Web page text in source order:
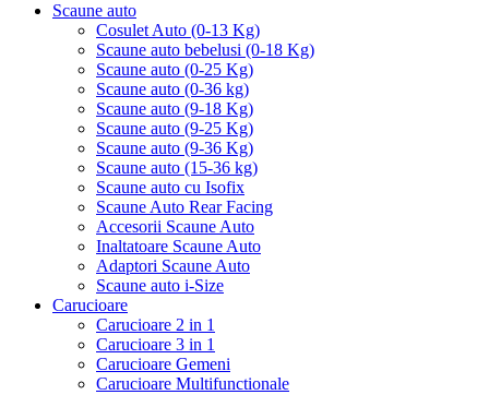
Scaune auto
Cosulet Auto (0-13 Kg)
Scaune auto bebelusi (0-18 Kg)
Scaune auto (0-25 Kg)
Scaune auto (0-36 kg)
Scaune auto (9-18 Kg)
Scaune auto (9-25 Kg)
Scaune auto (9-36 Kg)
Scaune auto (15-36 kg)
Scaune auto cu Isofix
Scaune Auto Rear Facing
Accesorii Scaune Auto
Inaltatoare Scaune Auto
Adaptori Scaune Auto
Scaune auto i-Size
Carucioare
Carucioare 2 in 1
Carucioare 3 in 1
Carucioare Gemeni
Carucioare Multifunctionale